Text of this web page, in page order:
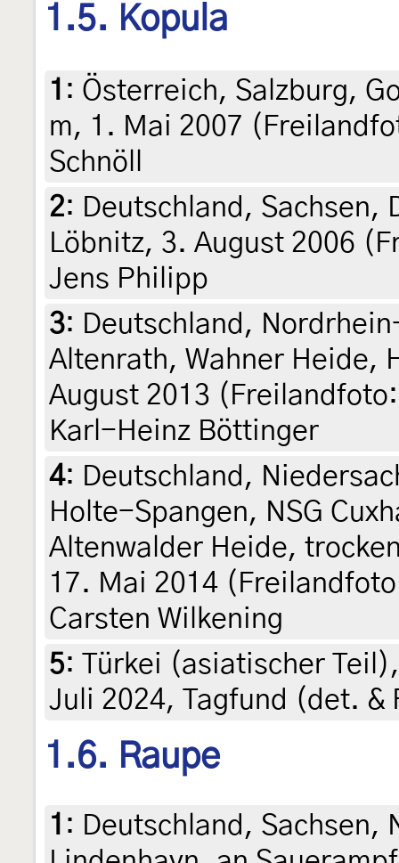
1.5. Kopula
1 : Österreich, Salzburg,
m, 1. Mai 2007
Schnöll
2: Deutschland, Sachsen,
Löbnitz, 3. August 2006
Jens Philipp
3: Deutschland,
Altenrath, Wahner Heide,
August 2013
Karl-Heinz Böttinger
4: Deutschland,
Holte-Spangen, NSG
Altenwalder Heide,
17. Mai 2014
Carsten Wilkening
5: Türkei (asiatischer
Juli 2024, Tagfund (det. &
1.6. Raupe
1 : Deutschland, Sachsen,